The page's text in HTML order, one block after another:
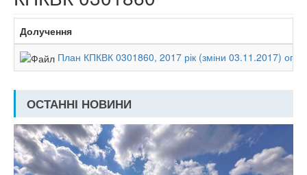
Долучення
План КПКВК 0301860, 2017 рік (зміни 03.11.2017)
ОСТАННІ НОВИНИ